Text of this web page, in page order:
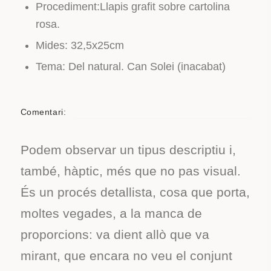
Procediment:Llapis grafit sobre cartolina
rosa.
Mides: 32,5x25cm
Tema: Del natural. Can Solei (inacabat)
Comentari:
Podem observar un tipus descriptiu i,
també, hàptic, més que no pas visual.
És un procés detallista, cosa que porta,
moltes vegades, a la manca de
proporcions: va dient allò que va
mirant, que encara no veu el conjunt